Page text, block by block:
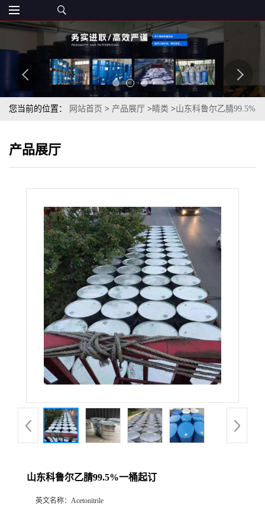
您当前的位置： 网站首页 > 产品展厅 > 睛类 >山东科鲁尔乙腈99.5%
产品展厅
山东科鲁尔乙腈99.5%一桶起订
英文名称： Acetonitrile